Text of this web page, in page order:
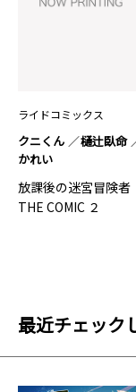
ライドコミックス
クニくん
樋辻臥命
かれい
放課後の迷宮冒険者
THE COMIC ２
最近チェック